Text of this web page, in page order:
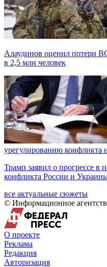
Алаудинов оценил потери
в 2,5 млн человек
урегулированию конфликта
Трамп заявил о прогрессе в
конфликта России и
все актуальные сюжеты
© Информационное
О проекте
Реклама
Редакция
Авторизация